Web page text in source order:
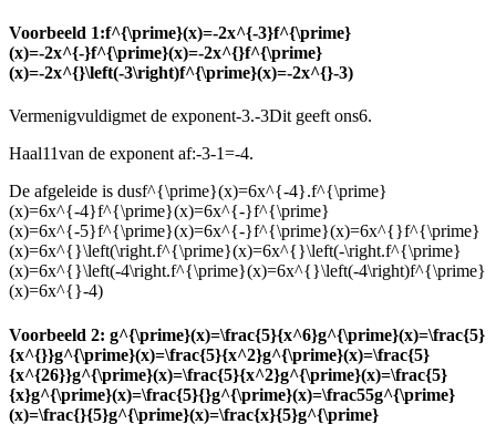
Voorbeeld 1:f^{\prime}(x)=-2x^{-3}f^{\prime}
(x)=-2x^{-}f^{\prime}(x)=-2x^{}f^{\prime}
(x)=-2x^{}\left(-3\right)f^{\prime}(x)=-2x^{}-3)
Vermenigvuldigmet de exponent-3.-3Dit geeft ons6.
Haal11van de exponent af:-3-1=-4.
De afgeleide is dusf^{\prime}(x)=6x^{-4}.f^{\prime}
(x)=6x^{-4}f^{\prime}(x)=6x^{-}f^{\prime}
(x)=6x^{-5}f^{\prime}(x)=6x^{-}f^{\prime}(x)=6x^{}f^{\prime}
(x)=6x^{}\left(\right.f^{\prime}(x)=6x^{}\left(-\right.f^{\prime}
(x)=6x^{}\left(-4\right.f^{\prime}(x)=6x^{}\left(-4\right)f^{\prime}
(x)=6x^{}-4)
Voorbeeld 2: g^{\prime}(x)=\frac{5}{x^6}g^{\prime}(x)=\frac{5}
{x^{}}g^{\prime}(x)=\frac{5}{x^2}g^{\prime}(x)=\frac{5}
{x^{26}}g^{\prime}(x)=\frac{5}{x^2}g^{\prime}(x)=\frac{5}
{x}g^{\prime}(x)=\frac{5}{}g^{\prime}(x)=\frac55g^{\prime}
(x)=\frac{}{5}g^{\prime}(x)=\frac{x}{5}g^{\prime}